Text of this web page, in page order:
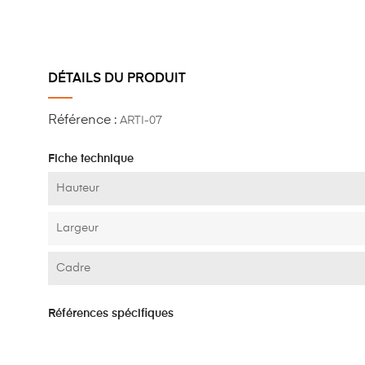
DÉTAILS DU PRODUIT
Référence : ARTI-07
Fiche technique
Hauteur
Largeur
Cadre
Références spécifiques